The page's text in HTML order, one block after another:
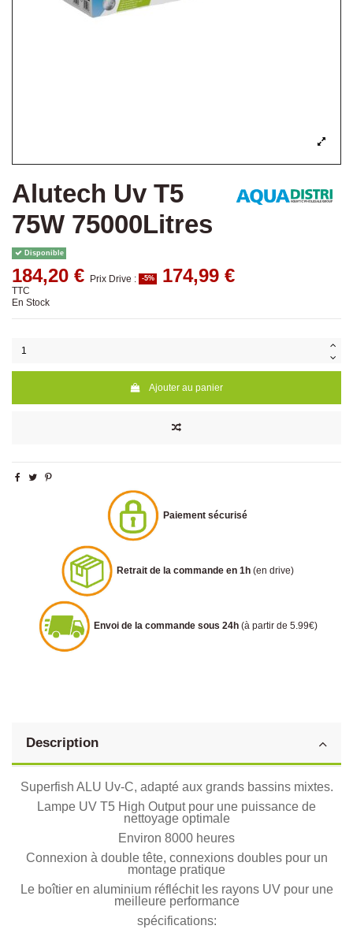
Alutech Uv T5
75W 75000Litres
Disponible
184,20 € Prix Drive : -5% 174,99 €
TTC
En Stock
Ajouter au panier
Paiement sécurisé
Retrait de la commande en 1h (en drive)
Envoi de la commande sous 24h (à partir de 5.99€)
Description
Superfish ALU Uv-C, adapté aux grands bassins mixtes.
Lampe UV T5 High Output pour une puissance de
nettoyage optimale
Environ 8000 heures
Connexion à double tête, connexions doubles pour un
montage pratique
Le boîtier en aluminium réfléchit les rayons UV pour une
meilleure performance
spécifications: